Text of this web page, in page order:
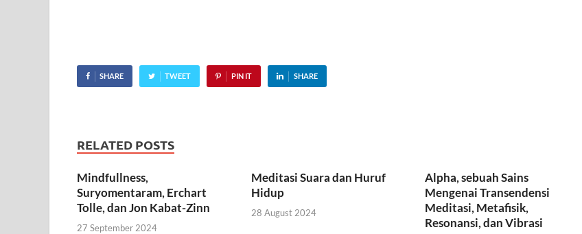
SHARE TWEET PIN IT SHARE
RELATED POSTS
Mindfullness,
Suryomentaram, Erchart
Tolle, dan Jon Kabat-Zinn
27 September 2024
Meditasi Suara dan Huruf
Hidup
28 August 2024
Alpha, sebuah Sains
Mengenai Transendensi
Meditasi, Metafisik,
Resonansi, dan Vibrasi